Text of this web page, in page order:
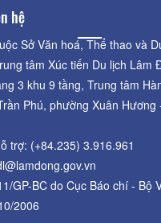
hệ
Sở Văn hoá, Thể thao và
tâm Xúc tiến Du lịch Lâm
3 khu 9 tầng, Trung tâm
Phú, phường Xuân
trợ: (+84.235) 3.916.961
GP-BC do Cục Báo chí - Bộ
2006